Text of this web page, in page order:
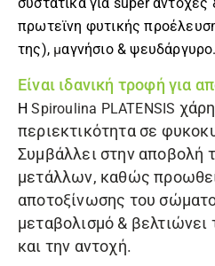
πρωτεϊνη φυτικής
της), μαγνήσιο& ψευδάργυρο.
Είναι ιδανική τροφή για
ΗSpiroulina PLATENSIS
περιεκτικότητα σε
Συμβάλλει στην αποβολή
μετάλλων, καθώς προωθεί
αποτοξίνωσης του
μεταβολισμό &
και την αντοχή.